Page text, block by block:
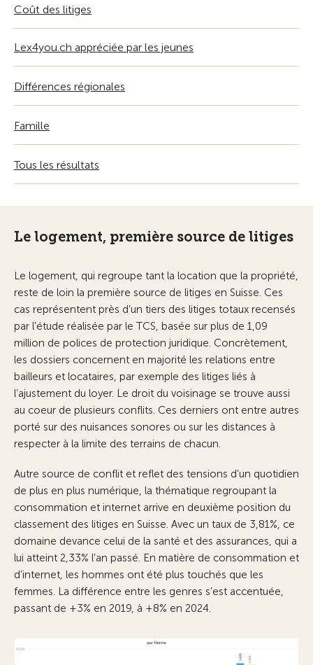
Coût des litiges
Lex4you.ch appréciée par les jeunes
Différences régionales
Famille
Tous les résultats
Le logement, première source de litiges
Le logement, qui regroupe tant la location que la propriété,
reste de loin la première source de litiges en Suisse. Ces
cas représentent près d’un tiers des litiges totaux recensés
par l’étude réalisée par le TCS, basée sur plus de 1,09
million de polices de protection juridique. Concrètement,
les dossiers concernent en majorité les relations entre
bailleurs et locataires, par exemple des litiges liés à
l’ajustement du loyer. Le droit du voisinage se trouve aussi
au coeur de plusieurs conflits. Ces derniers ont entre autres
porté sur des nuisances sonores ou sur les distances à
respecter à la limite des terrains de chacun.
Autre source de conflit et reflet des tensions d’un quotidien
de plus en plus numérique, la thématique regroupant la
consommation et internet arrive en deuxième position du
classement des litiges en Suisse. Avec un taux de 3,81%, ce
domaine devance celui de la santé et des assurances, qui a
lui atteint 2,33% l’an passé. En matière de consommation et
d’internet, les hommes ont été plus touchés que les
femmes. La différence entre les genres s’est accentuée,
passant de +3% en 2019, à +8% en 2024.